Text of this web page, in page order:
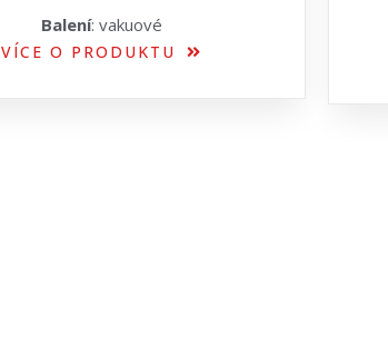
Balení: vakuové
VÍCE O PRODUKTU